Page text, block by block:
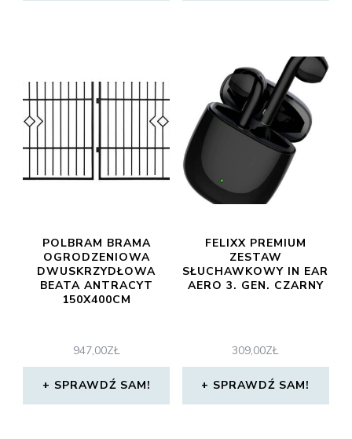
POLBRAM BRAMA
OGRODZENIOWA
DWUSKRZYDŁOWA
BEATA ANTRACYT
150X400CM
947,00ZŁ
SPRAWDŹ SAM!
FELIXX PREMIUM
ZESTAW
SŁUCHAWKOWY IN EAR
AERO 3. GEN. CZARNY
309,00ZŁ
SPRAWDŹ SAM!